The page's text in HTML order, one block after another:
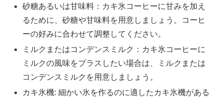
砂糖あるいは甘味料：カキ氷コーヒーに甘みを加え
るために、砂糖や甘味料を用意しましょう。コーヒ
ーの好みに合わせて調整してください。
ミルクまたはコンデンスミルク：カキ氷コーヒーに
ミルクの風味をプラスしたい場合は、ミルクまたは
コンデンスミルクを用意しましょう。
カキ氷機: 細かい氷を作るのに適したカキ氷機がある